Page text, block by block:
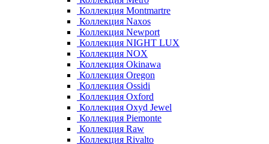
Коллекция Montmartre
Коллекция Naxos
Коллекция Newport
Коллекция NIGHT LUX
Коллекция NOX
Коллекция Okinawa
Коллекция Oregon
Коллекция Ossidi
Коллекция Oxford
Коллекция Oxyd Jewel
Коллекция Piemonte
Коллекция Raw
Коллекция Rivalto